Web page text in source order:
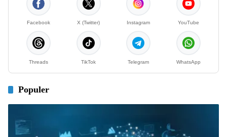
Facebook X (Twitter) Instagram YouTube
Threads TikTok Telegram WhatsApp
Populer